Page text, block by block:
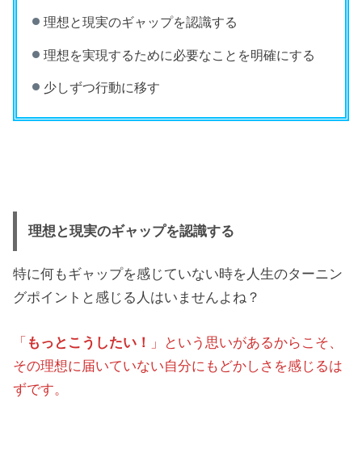
理想と現実のギャップを認識する
理想を実現するために必要なことを明確にする
少しずつ行動に移す
理想と現実のギャップを認識する
特に何もギャップを感じていない時を人生のターニン
グポイントと感じる人はいませんよね？
「 もっとこうしたい！
」という思いがあるからこそ、
その理想に届いていない自分にもどかしさを感じるは
ずです。